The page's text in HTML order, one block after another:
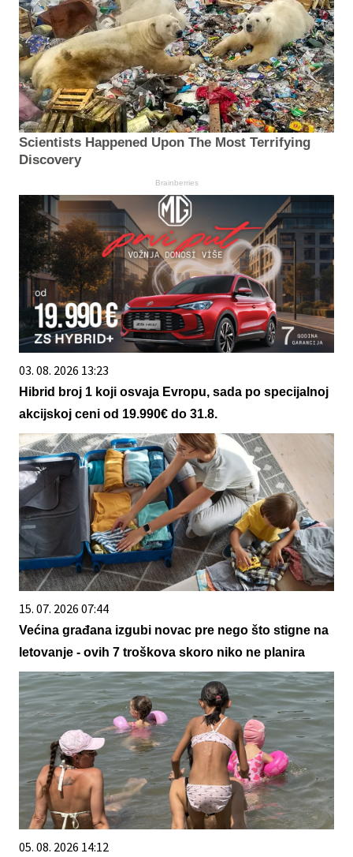
Scientists Happened Upon The Most Terrifying
Discovery
Brainberries
03. 08. 2026 13:23
Hibrid broj 1 koji osvaja Evropu, sada po specijalnoj
akcijskoj ceni od 19.990€ do 31.8.
15. 07. 2026 07:44
Većina građana izgubi novac pre nego što stigne na
letovanje - ovih 7 troškova skoro niko ne planira
05. 08. 2026 14:12